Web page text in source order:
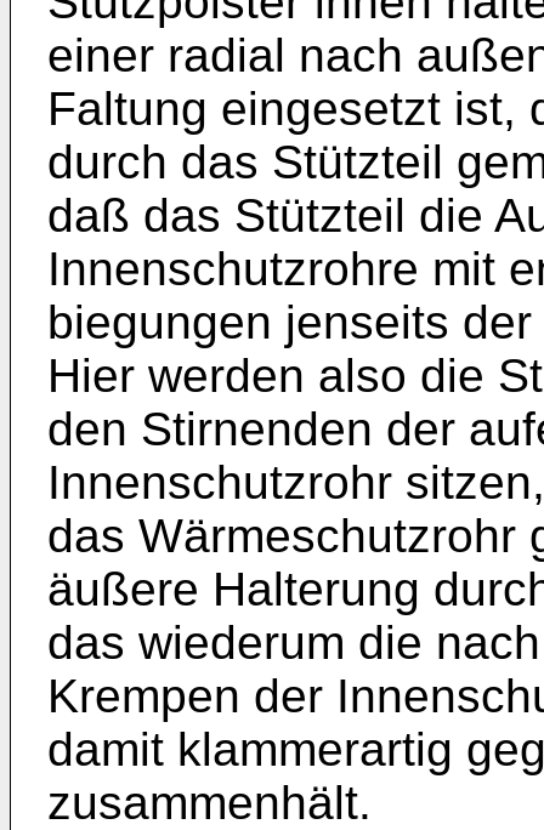
einer radial nach
Faltung eingesetzt ist,
durch das Stützteil
daß das Stützteil die
Innenschutzrohre mit
biegungen jenseits
Hier werden also die
den Stirnenden der
Innen­schutzrohr
das Wärmeschutzrohr
äußere Halterung
das wiederum die
Krempen der
damit klammer­artig
zusammenhält.